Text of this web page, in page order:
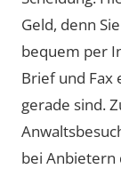
Geld, denn
bequem per
Brief und Fax
gerade sind.
bei Anbietern